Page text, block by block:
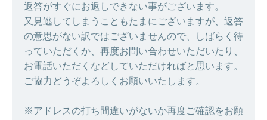
返答がすぐにお返しできない事がございます。
又見逃してしまうこともたまにございますが、返答
の意思がない訳ではございませんので、しばらく待
っていただくか、再度お問い合わせいただいたり、
お電話いただくなどしていただければと思います。
ご協力どうぞよろしくお願いいたします。
※アドレスの打ち間違いがないか再度ご確認をお願